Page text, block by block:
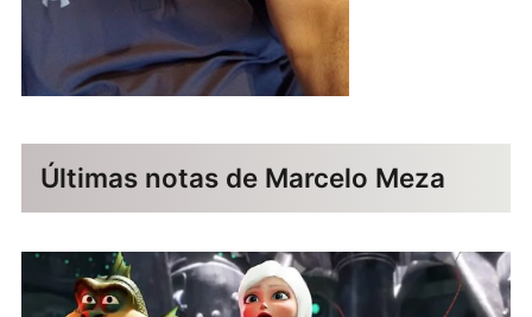
Últimas notas de Marcelo Meza